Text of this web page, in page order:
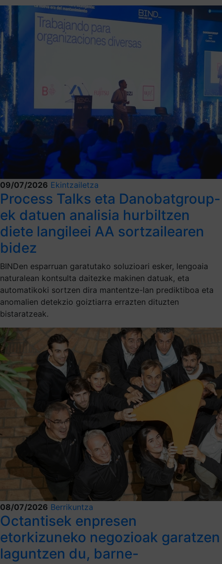
09/07/2026 Ekintzailetza
Process Talks eta Danobatgroup-
ek datuen analisia hurbiltzen
diete langileei AA sortzailearen
bidez
BINDen esparruan garatutako soluzioari esker, lengoaia
naturalean kontsulta daitezke makinen datuak, eta
automatikoki sortzen dira mantentze-lan prediktiboa eta
anomalien detekzio goiztiarra errazten dituzten
bistaratzeak.
08/07/2026 Berrikuntza
Octantisek enpresen
etorkizuneko negozioak garatzen
laguntzen du, barne-